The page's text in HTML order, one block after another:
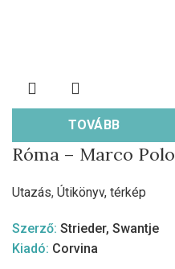
TOVÁBB
Róma – Marco Polo
Utazás, Útikönyv, térkép
Szerző: Strieder, Swantje
Kiadó: Corvina